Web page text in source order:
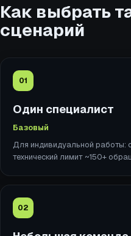
Как выбрать
сценарий
01
Один специалист
Базовый
Для индивидуальной работы:
технический лимит ~150+
02